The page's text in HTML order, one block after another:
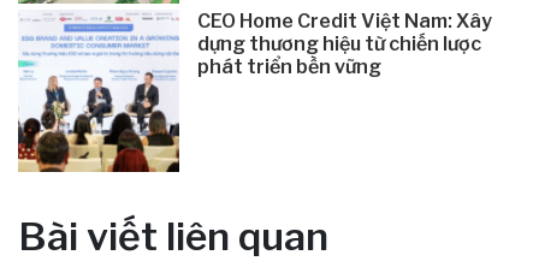
CEO Home Credit Việt Nam: Xây
dựng thương hiệu từ chiến lược
phát triển bền vững
Bài viết liên quan